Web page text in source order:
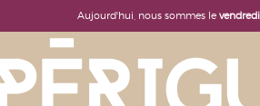
Aujourd'hui, nous sommes le